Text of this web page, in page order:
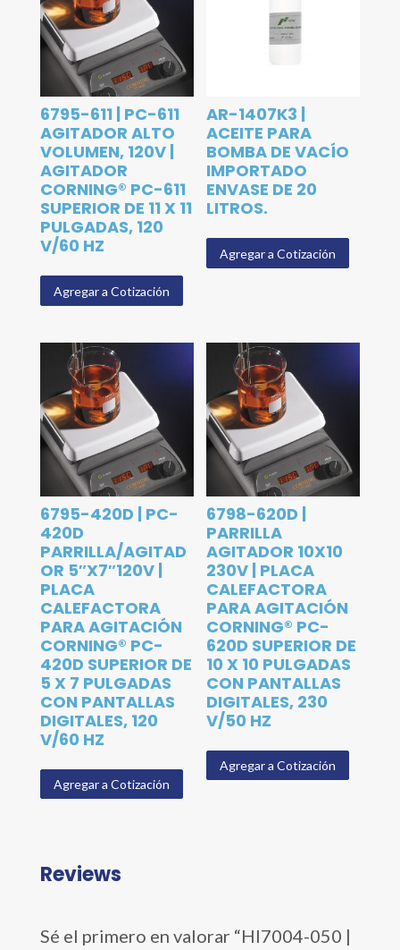
6795-611 | PC-611
AGITADOR ALTO
VOLUMEN, 120V |
AGITADOR
CORNING® PC-611
SUPERIOR DE 11 X 11
PULGADAS, 120
V/60 HZ
Agregar a Cotización
AR-1407K3 |
ACEITE PARA
BOMBA DE VACÍO
IMPORTADO
ENVASE DE 20
LITROS.
Agregar a Cotización
6795-420D | PC-
420D
PARRILLA/AGITAD
OR 5″X7″120V |
PLACA
CALEFACTORA
PARA AGITACIÓN
CORNING® PC-
420D SUPERIOR DE
5 X 7 PULGADAS
CON PANTALLAS
DIGITALES, 120
V/60 HZ
Agregar a Cotización
6798-620D |
PARRILLA
AGITADOR 10X10
230V | PLACA
CALEFACTORA
PARA AGITACIÓN
CORNING® PC-
620D SUPERIOR DE
10 X 10 PULGADAS
CON PANTALLAS
DIGITALES, 230
V/50 HZ
Agregar a Cotización
Reviews
Sé el primero en valorar “HI7004-050 |